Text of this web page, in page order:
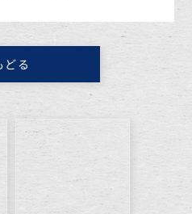
どる